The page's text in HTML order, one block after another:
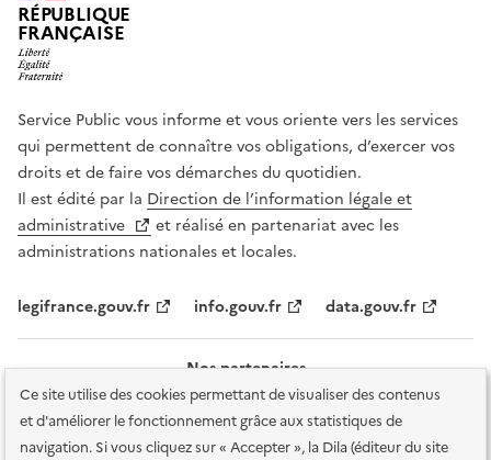
Ce site utilise des cookies permettant de visualiser des contenus
et d'améliorer le fonctionnement grâce aux statistiques de
navigation. Si vous cliquez sur « Accepter », la Dila (éditeur du site
RÉPUBLIQUE
FRANÇAISE
Service Public vous informe et vous oriente vers les services
qui permettent de connaître vos obligations, d’exercer vos
droits et de faire vos démarches du quotidien.
Il est édité par la Direction de l’information légale et
administrative
et réalisé en partenariat avec les
administrations nationales et locales.
legifrance.gouv.fr info.gouv.fr data.gouv.fr
Nos partenaires